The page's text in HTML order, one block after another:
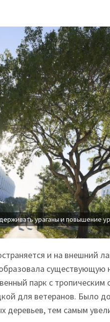
ураганы и повышение
и на внешний
существующую
парк с тропическим
для ветеранов. Было
деревьев, тем самым